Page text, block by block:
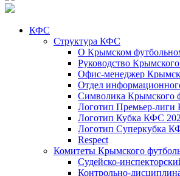
КФС
Структура КФС
О Крымском
Руководство
Офис-менеджер
Отдел
Символика Крымского
Логотип Премьер-
Логотип Кубка КФС
Логотип Суперкубка
Respect
Комитеты Крымского
Судейско-
Контрольно-